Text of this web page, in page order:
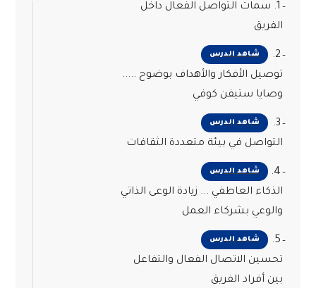
1. سمات التواصل الفعال داخل
الفريق
شاهد الدرس
2.
توصيل الأفكار والأهداف بوضوح .....
وصايا ستيفن كوفي
شاهد الدرس
3.
التواصل في بيئة متعددة الثقافات
شاهد الدرس
4.
الذكاء العاطفي ... زيادة الوعى الذاتي
والوعي بشركاء العمل
شاهد الدرس
5.
تحسين الاتصال الفعال والتفاعل
بين أفراد الفريق